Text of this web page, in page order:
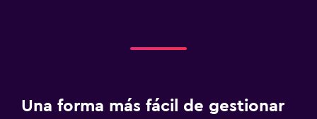
Una forma más fácil de gestionar